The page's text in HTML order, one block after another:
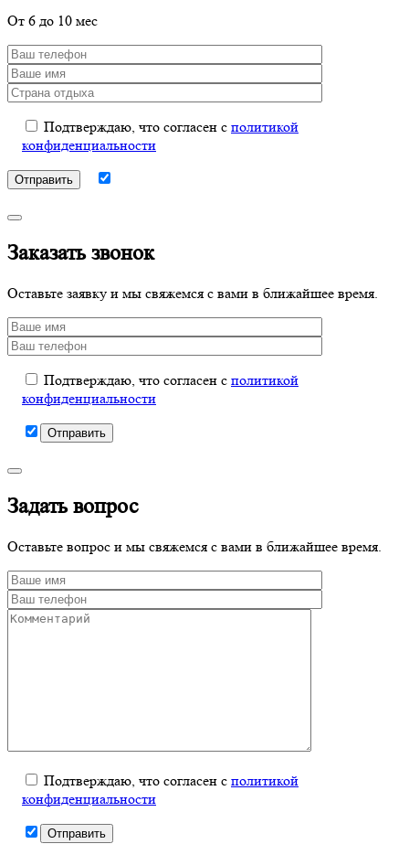
От 6 до 10 мес
Подтверждаю, что согласен с политикой
конфиденциальности
Заказать звонок
Оставьте заявку и мы свяжемся с вами в ближайшее время.
Подтверждаю, что согласен с политикой
конфиденциальности
Задать вопрос
Оставьте вопрос и мы свяжемся с вами в ближайшее время.
Подтверждаю, что согласен с политикой
конфиденциальности